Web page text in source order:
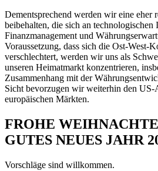
Dementsprechend werden wir eine eher
beibehalten, die sich an technologischen
Finanzmanagement und
Voraussetzung, dass sich die Ost-West-
verschlechtert, werden wir uns als
unseren Heimatmarkt konzentrieren,
Zusammenhang mit der
Sicht bevorzugen wir weiterhin den US-
europäischen Märkten.
FROHE
GUTES NEUES JAHR
Vorschläge sind willkommen.